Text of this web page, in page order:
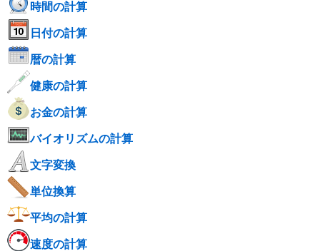
時間の計算
日付の計算
暦の計算
健康の計算
お金の計算
バイオリズムの計算
文字変換
単位換算
平均の計算
速度の計算